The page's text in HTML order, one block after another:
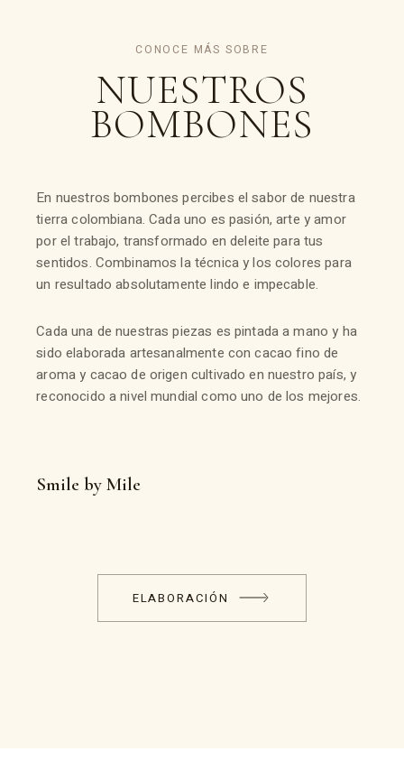
CONOCE MÁS SOBRE
NUESTROS
BOMBONES
En nuestros bombones percibes el sabor de nuestra
tierra colombiana. Cada uno es pasión, arte y amor
por el trabajo, transformado en deleite para tus
sentidos. Combinamos la técnica y los colores para
un resultado absolutamente lindo e impecable.
Cada una de nuestras piezas es pintada a mano y ha
sido elaborada artesanalmente con cacao fino de
aroma y cacao de origen cultivado en nuestro país, y
reconocido a nivel mundial como uno de los mejores.
Smile by Mile
ELABORACIÓN